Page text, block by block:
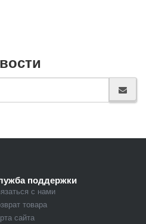
поддержки
с нами
товара
сайта